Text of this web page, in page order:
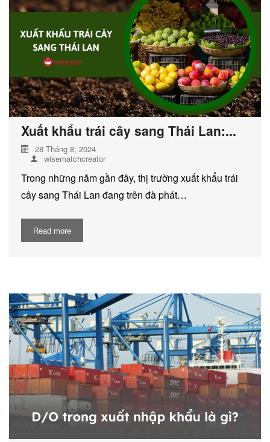
Xuất khẩu trái cây sang Thái Lan:...
28 Tháng 8, 2024
wisematchcreator
Trong những năm gần đây, thị trường xuất khẩu trái
cây sang Thái Lan đang trên đà phát…
Read more
DỊCH VỤ KIỂM KÊ KHÍ THẢI NHÀ